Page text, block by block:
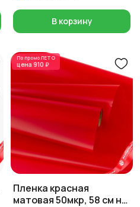
В корзину
По промоЛЕТО
цена 910 ₽
Пленка красная
матовая 50мкр, 58 см на